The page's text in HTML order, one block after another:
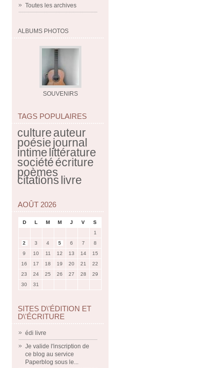
Toutes les archives
ALBUMS PHOTOS
SOUVENIRS
TAGS POPULAIRES
cultureauteur
poésiejournal
intimelittérature
sociétéécriture
poèmes
citationslivre
AOÛT 2026
D L M M J V
S
1
2
3 4 5 6 7
8
9
10 11 12 13 14
15
16
17 18 19 20 21
22
23
24 25 26 27 28
29
30
31
SITES D\'ÉDITION ET
D\'ÉCRITURE
édi livre
Je valide l'inscription de
ce blog au service
Paperblog sous le...